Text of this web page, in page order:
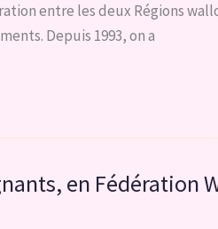
entre les deux Régions
Depuis 1993, on a
en